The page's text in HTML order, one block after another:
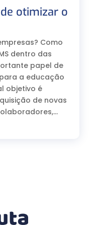
otimizar o
Como
dentro das
papel de
a educação
objetivo é
de novas